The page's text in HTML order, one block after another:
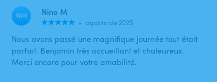
NM Nino M
• agosto de 2025
Nous avons passé une magnifique journée tout était
parfait. Benjamin très accueillant et chaleureux.
Merci encore pour votre amabilité.